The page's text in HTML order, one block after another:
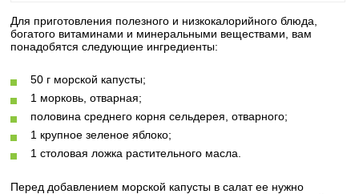
Для приготовления полезного и низкокалорийного блюда,
богатого витаминами и минеральными веществами, вам
понадобятся следующие ингредиенты:
50 г морской капусты;
1 морковь, отварная;
половина среднего корня сельдерея, отварного;
1 крупное зеленое яблоко;
1 столовая ложка растительного масла.
Перед добавлением морской капусты в салат ее нужно